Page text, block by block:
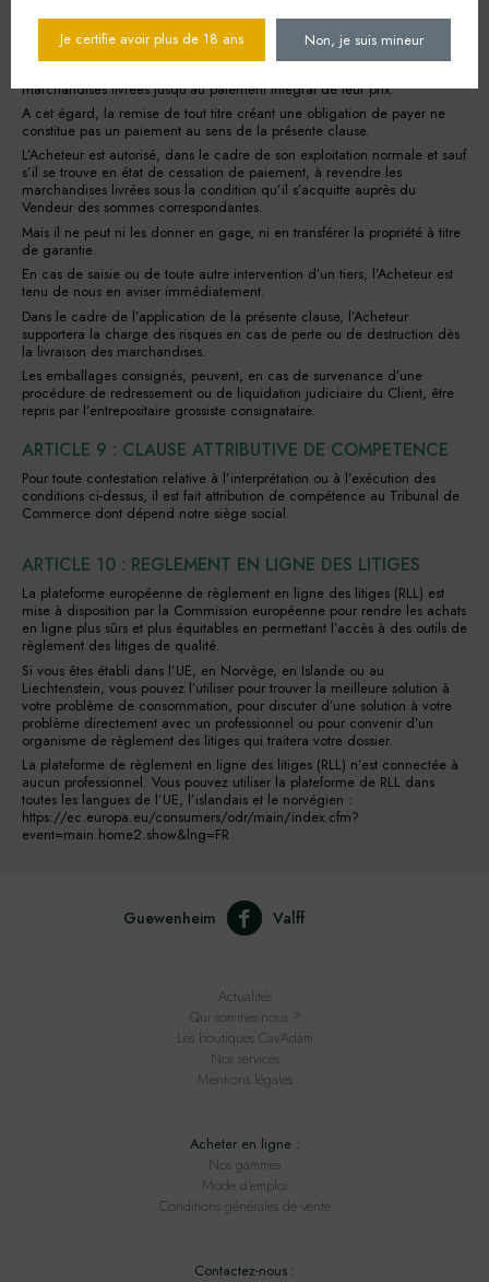
ARTICLE 8 : CLAUSE DE RESERVE DE PROPRIETE
marchandises livrées jusqu’au paiement intégral de leur prix.
A cet égard, la remise de tout titre créant une obligation de payer ne
constitue pas un paiement au sens de la présente clause.
L’Acheteur est autorisé, dans le cadre de son exploitation normale et sauf
s’il se trouve en état de cessation de paiement, à revendre les
marchandises livrées sous la condition qu’il s’acquitte auprès du
Vendeur des sommes correspondantes.
Mais il ne peut ni les donner en gage, ni en transférer la propriété à titre
de garantie.
En cas de saisie ou de toute autre intervention d’un tiers, l’Acheteur est
tenu de nous en aviser immédiatement.
Dans le cadre de l’application de la présente clause, l’Acheteur
supportera la charge des risques en cas de perte ou de destruction dès
la livraison des marchandises.
Les emballages consignés, peuvent, en cas de survenance d’une
procédure de redressement ou de liquidation judiciaire du Client, être
repris par l’entrepositaire grossiste consignataire.
ARTICLE 9 : CLAUSE ATTRIBUTIVE DE COMPETENCE
Pour toute contestation relative à l’interprétation ou à l’exécution des
conditions ci-dessus, il est fait attribution de compétence au Tribunal de
Commerce dont dépend notre siège social.
ARTICLE 10 : REGLEMENT EN LIGNE DES LITIGES
La plateforme européenne de règlement en ligne des litiges (RLL) est
mise à disposition par la Commission européenne pour rendre les achats
en ligne plus sûrs et plus équitables en permettant l’accès à des outils de
règlement des litiges de qualité.
Si vous êtes établi dans l’UE, en Norvège, en Islande ou au
Liechtenstein, vous pouvez l’utiliser pour trouver la meilleure solution à
votre problème de consommation, pour discuter d’une solution à votre
problème directement avec un professionnel ou pour convenir d’un
organisme de règlement des litiges qui traitera votre dossier.
La plateforme de règlement en ligne des litiges (RLL) n’est connectée à
aucun professionnel. Vous pouvez utiliser la plateforme de RLL dans
toutes les langues de l’UE, l’islandais et le norvégien :
https://ec.europa.eu/consumers/odr/main/index.cfm?
event=main.home2.show&lng=FR
Guewenheim Valff
Actualités
Qui sommes-nous ?
Les boutiques Cav'Adam
Nos services
Mentions légales
Acheter en ligne :
Nos gammes
Mode d'emploi
Conditions générales de vente
Contactez-nous :
Je certifie avoir plus de 18 ans Non, je suis mineur